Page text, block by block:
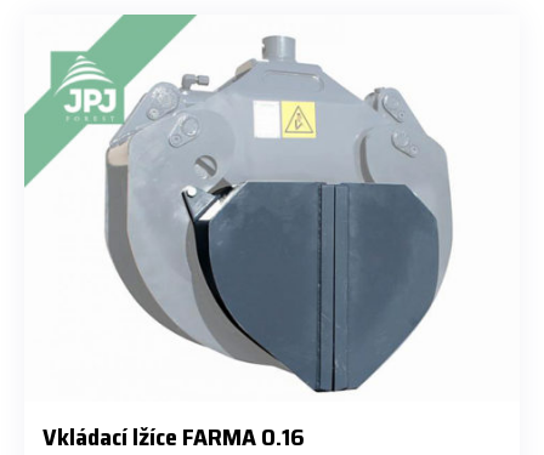
Vkládací lžíce FARMA 0.16